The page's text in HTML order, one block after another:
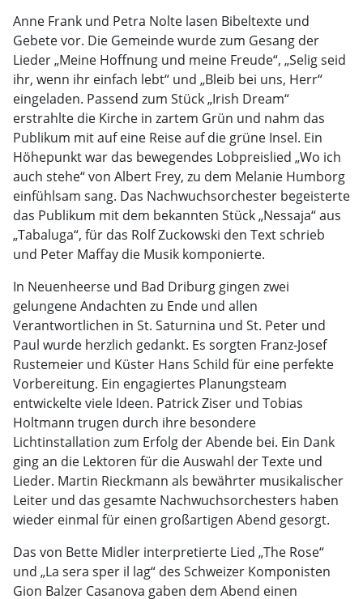
Anne Frank und Petra Nolte lasen Bibeltexte und
Gebete vor. Die Gemeinde wurde zum Gesang der
Lieder „Meine Hoffnung und meine Freude“, „Selig seid
ihr, wenn ihr einfach lebt“ und „Bleib bei uns, Herr“
eingeladen. Passend zum Stück „Irish Dream“
erstrahlte die Kirche in zartem Grün und nahm das
Publikum mit auf eine Reise auf die grüne Insel. Ein
Höhepunkt war das bewegendes Lobpreislied „Wo ich
auch stehe“ von Albert Frey, zu dem Melanie Humborg
einfühlsam sang. Das Nachwuchsorchester begeisterte
das Publikum mit dem bekannten Stück „Nessaja“ aus
„Tabaluga“, für das Rolf Zuckowski den Text schrieb
und Peter Maffay die Musik komponierte.
In Neuenheerse und Bad Driburg gingen zwei
gelungene Andachten zu Ende und allen
Verantwortlichen in St. Saturnina und St. Peter und
Paul wurde herzlich gedankt. Es sorgten Franz-Josef
Rustemeier und Küster Hans Schild für eine perfekte
Vorbereitung. Ein engagiertes Planungsteam
entwickelte viele Ideen. Patrick Ziser und Tobias
Holtmann trugen durch ihre besondere
Lichtinstallation zum Erfolg der Abende bei. Ein Dank
ging an die Lektoren für die Auswahl der Texte und
Lieder. Martin Rieckmann als bewährter musikalischer
Leiter und das gesamte Nachwuchsorchesters haben
wieder einmal für einen großartigen Abend gesorgt.
Das von Bette Midler interpretierte Lied „The Rose“
und „La sera sper il lag“ des Schweizer Komponisten
Gion Balzer Casanova gaben dem Abend einen